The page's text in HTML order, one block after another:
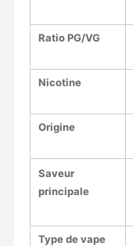
Ratio PG/VG
Nicotine
Origine
Saveur
principale
Type de vape